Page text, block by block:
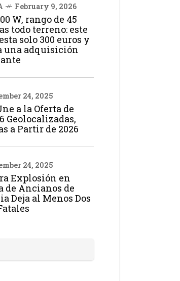
February 9, 2026
W, rango de 45
todo terreno: este
solo 300 euros y
una adquisición
24, 2025
a la Oferta de
Geolocalizadas,
a Partir de 2026
24, 2025
Explosión en
de Ancianos de
Deja al Menos Dos